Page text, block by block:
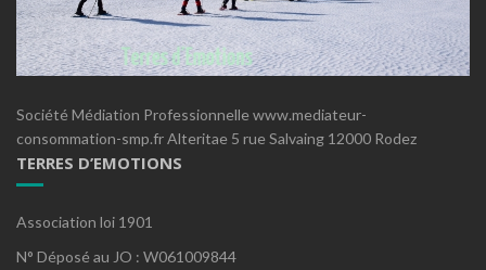
Société Médiation Professionnelle www.mediateur-
consommation-smp.fr Alteritae 5 rue Salvaing 12000 Rodez
TERRES D’EMOTIONS
Association loi 1901
N° Déposé au JO : W061009844